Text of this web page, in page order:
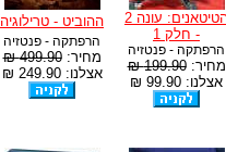
הטיטאנים: עונה 2
- חלק 1
הרפתקה - פנטזיה
מחיר:199.90 ₪
אצלנו: 99.90 ₪
ההוביט - טרילוגיה
הרפתקה - פנטזיה
מחיר:499.90 ₪
אצלנו: 249.90 ₪